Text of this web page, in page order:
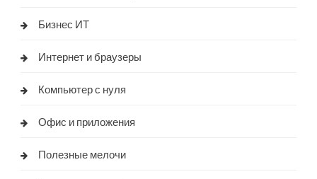
Бизнес ИТ
Интернет и браузеры
Компьютер с нуля
Офис и приложения
Полезные мелочи